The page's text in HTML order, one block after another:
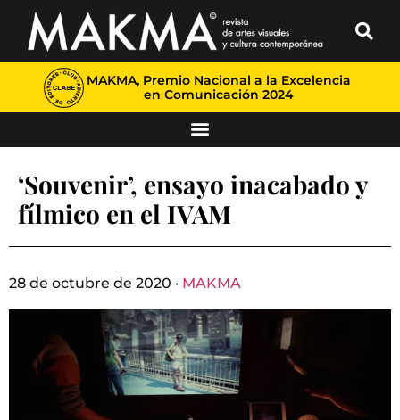
MAKMA, Premio Nacional a la Excelencia
en Comunicación 2024
‘Souvenir’, ensayo inacabado y
fílmico en el IVAM
28 de octubre de 2020 · MAKMA